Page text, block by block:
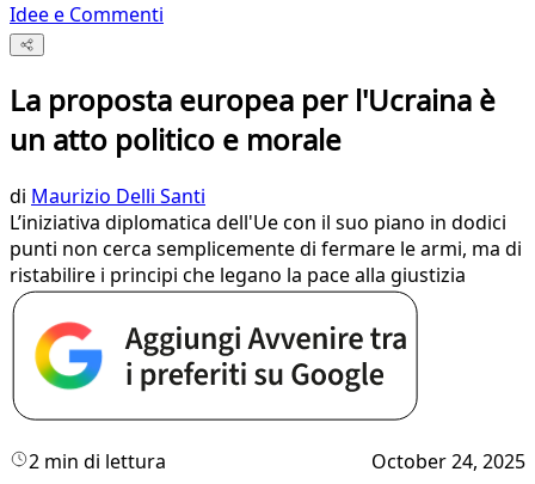
Idee e Commenti
La proposta europea per l'Ucraina è
un atto politico e morale
di Maurizio Delli Santi
L’iniziativa diplomatica dell'Ue con il suo piano in dodici
punti non cerca semplicemente di fermare le armi, ma di
ristabilire i principi che legano la pace alla giustizia
2 min di lettura October 24, 2025